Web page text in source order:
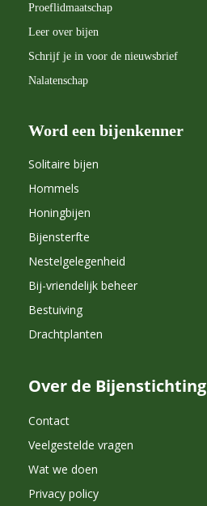
Proeflidmaatschap
Leer over bijen
Schrijf je in voor de nieuwsbrief
Nalatenschap
Word een bijenkenner
Solitaire bijen
Hommels
Honingbijen
Bijensterfte
Nestelgelegenheid
Bij-vriendelijk beheer
Bestuiving
Drachtplanten
Over de Bijenstichting
Contact
Veelgestelde vragen
Wat we doen
Privacy policy